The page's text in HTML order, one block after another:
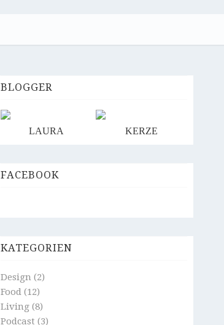
BLOGGER
LAURA KERZE
FACEBOOK
KATEGORIEN
Design(2)
Food(12)
Living(8)
Podcast (3)